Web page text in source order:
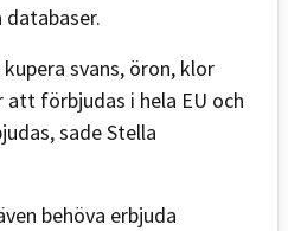
svans, öron, klor
förbjudas i hela EU och
sade Stella
behöva erbjuda